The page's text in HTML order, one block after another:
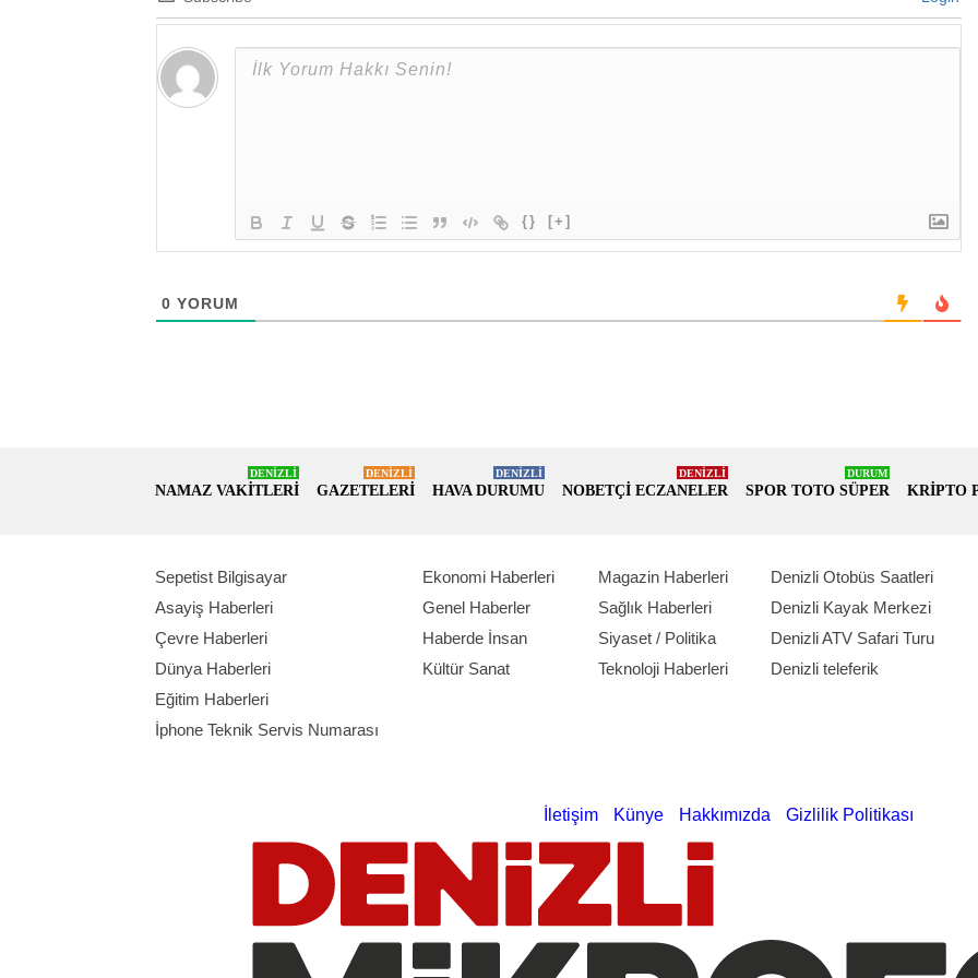
{} [+]
0 YORUM
NAMAZ VAKİTLERİ
DENİZLİ
GAZETELERİ
DENİZLİ
HAVA DURUMU
DENİZLİ
NOBETÇİ ECZANELER
DENİZLİ
SPOR TOTO SÜPER
DURUM
KRİPTO
Sepetist Bilgisayar
Asayiş Haberleri
Çevre Haberleri
Dünya Haberleri
Eğitim Haberleri
İphone Teknik Servis Numarası
Ekonomi Haberleri
Genel Haberler
Haberde İnsan
Kültür Sanat
Magazin Haberleri
Sağlık Haberleri
Siyaset / Politika
Teknoloji Haberleri
Denizli Otobüs Saatleri
Denizli Kayak Merkezi
Denizli ATV Safari Turu
Denizli teleferik
İletişim Künye Hakkımızda Gizlilik Politikası